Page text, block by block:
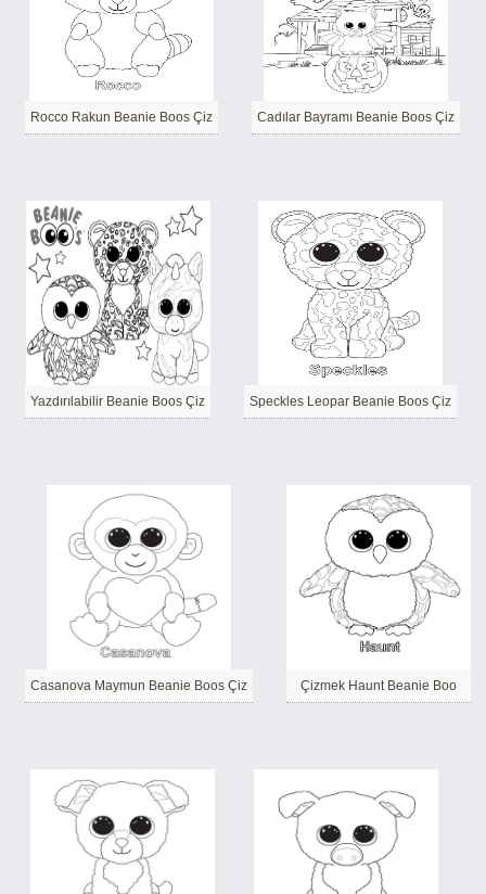
Rocco Rakun Beanie Boos Çiz Cadılar Bayramı Beanie Boos Çiz
Yazdırılabilir Beanie Boos Çiz Speckles Leopar Beanie Boos Çiz
Casanova Maymun Beanie Boos Çiz Çizmek Haunt Beanie Boo